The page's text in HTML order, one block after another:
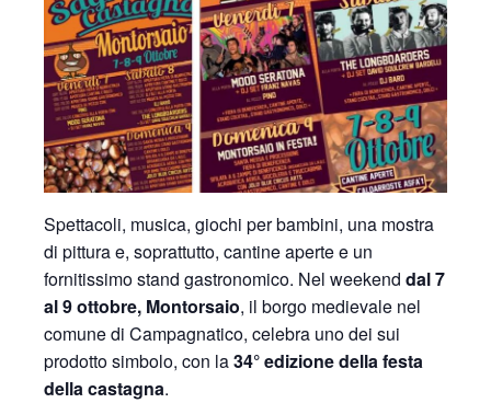
Spettacoli, musica, giochi per bambini, una mostra
di pittura e, soprattutto, cantine aperte e un
fornitissimo stand gastronomico. Nel weekend dal 7
al 9 ottobre, Montorsaio, il borgo medievale nel
comune di Campagnatico, celebra uno dei sui
prodotto simbolo, con la34° edizione della festa
della castagna.